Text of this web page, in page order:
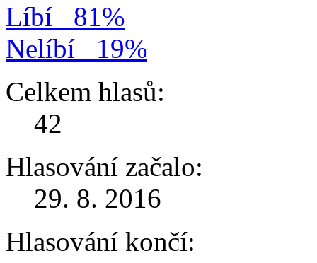
Líbí
81%
Nelíbí
19%
Celkem hlasů:
42
Hlasování začalo:
29. 8. 2016
Hlasování končí: